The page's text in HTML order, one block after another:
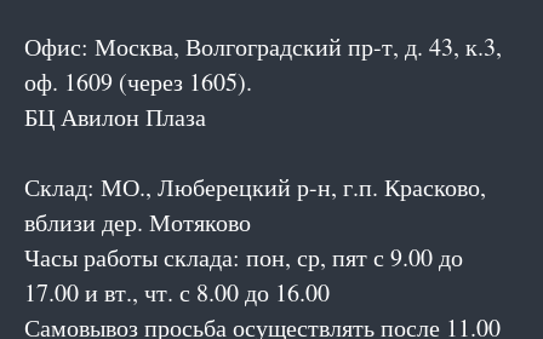
Офис: Москва, Волгоградский пр-т, д. 43, к.3,
оф. 1609 (через 1605).
БЦ Авилон Плаза
Склад: МО., Люберецкий р-н, г.п. Красково,
вблизи дер. Мотяково
Часы работы склада: пон, ср, пят с 9.00 до
17.00 и вт., чт. с 8.00 до 16.00
Самовывоз просьба осуществлять после 11.00